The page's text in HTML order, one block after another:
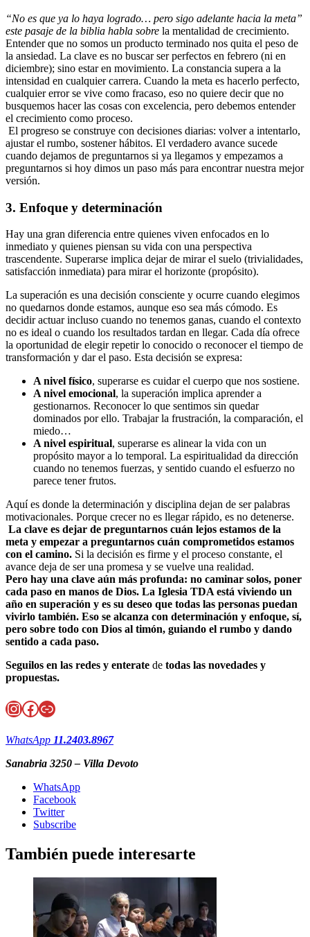
“No es que ya lo haya logrado… pero sigo adelante hacia la meta”
este pasaje de la biblia habla sobre la mentalidad de crecimiento.
Entender que no somos un producto terminado nos quita el peso de
la ansiedad. La clave es no buscar ser perfectos en febrero (ni en
diciembre); sino estar en movimiento. La constancia supera a la
intensidad en cualquier carrera. Cuando la meta es hacerlo perfecto,
cualquier error se vive como fracaso, eso no quiere decir que no
busquemos hacer las cosas con excelencia, pero debemos entender
el crecimiento como proceso.
El progreso se construye con decisiones diarias: volver a intentarlo,
ajustar el rumbo, sostener hábitos. El verdadero avance sucede
cuando dejamos de preguntarnos si ya llegamos y empezamos a
preguntarnos si hoy dimos un paso más para encontrar nuestra mejor
versión.
3. Enfoque y determinación
Hay una gran diferencia entre quienes viven enfocados en lo
inmediato y quienes piensan su vida con una perspectiva
trascendente. Superarse implica dejar de mirar el suelo (trivialidades,
satisfacción inmediata) para mirar el horizonte (propósito).
La superación es una decisión consciente y ocurre cuando elegimos
no quedarnos donde estamos, aunque eso sea más cómodo. Es
decidir actuar incluso cuando no tenemos ganas, cuando el contexto
no es ideal o cuando los resultados tardan en llegar. Cada día ofrece
la oportunidad de elegir repetir lo conocido o reconocer el tiempo de
transformación y dar el paso. Esta decisión se expresa:
A nivel físico, superarse es cuidar el cuerpo que nos sostiene.
A nivel emocional, la superación implica aprender a
gestionarnos. Reconocer lo que sentimos sin quedar
dominados por ello. Trabajar la frustración, la comparación, el
miedo…
A nivel espiritual, superarse es alinear la vida con un
propósito mayor a lo temporal. La espiritualidad da dirección
cuando no tenemos fuerzas, y sentido cuando el esfuerzo no
parece tener frutos.
Aquí es donde la determinación y disciplina dejan de ser palabras
motivacionales. Porque crecer no es llegar rápido, es no detenerse.
La clave es dejar de preguntarnos cuán lejos estamos de la
meta y empezar a preguntarnos cuán comprometidos estamos
con el camino. Si la decisión es firme y el proceso constante, el
avance deja de ser una promesa y se vuelve una realidad.
Pero hay una clave aún más profunda: no caminar solos, poner
cada paso en manos de Dios. La Iglesia TDA está viviendo un
año en superación y es su deseo que todas las personas puedan
vivirlo también. Eso se alcanza con determinación y enfoque, sí,
pero sobre todo con Dios al timón, guiando el rumbo y dando
sentido a cada paso.
Seguilos en las redes y enterate de todas las novedades y
propuestas.
Instagram
Facebook
Enlace
WhatsApp 11.2403.8967
Sanabria 3250 – Villa Devoto
WhatsApp
Facebook
Twitter
Subscribe
También puede interesarte